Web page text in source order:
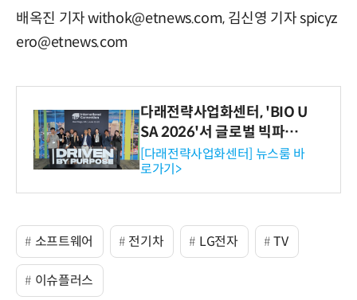
배옥진 기자 withok@etnews.com, 김신영 기자 spicyz
ero@etnews.com
다래전략사업화센터, 'BIO U
SA 2026'서 글로벌 빅파마
와의 비즈니스 미팅 지원…K
-바이오 해외 진출 교두보 확
보
[다래전략사업화센터] 뉴스룸 바
로가기>
소프트웨어 전기차 LG전자 TV
이슈플러스